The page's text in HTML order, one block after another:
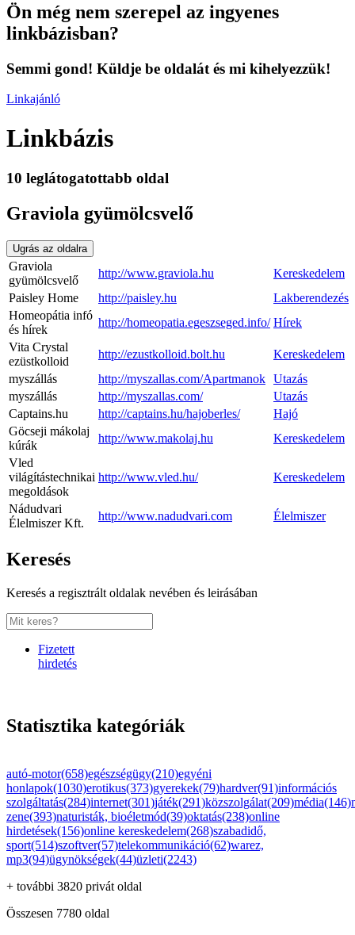
Ön még nem szerepel az ingyenes
linkbázisban?
Semmi gond! Küldje be oldalát és mi kihelyezzük!
Linkajánló
Linkbázis
10 leglátogatottabb oldal
Graviola gyümölcsvelő
Ugrás az oldalra
Graviola
gyümölcsvelő
http://www.graviola.hu
Kereskedelem
Paisley Home
http://paisley.hu
Lakberendezés
Homeopátia infó
és hírek
http://homeopatia.egeszseged.info/ Hírek
Vita Crystal
ezüstkolloid
http://ezustkolloid.bolt.hu
Kereskedelem
myszállás
http://myszallas.com/Apartmanok Utazás
myszállás
http://myszallas.com/
Utazás
Captains.hu
http://captains.hu/hajoberles/
Hajó
Göcseji mákolaj
kúrák
http://www.makolaj.hu
Kereskedelem
Vled
világítástechnikai
megoldások
http://www.vled.hu/ Kereskedelem
Nádudvari
Élelmiszer Kft.
http://www.nadudvari.com Élelmiszer
Keresés
Keresés a regisztrált oldalak nevében és leirásában
Fizetett
hirdetés
Statisztika kategóriák
autó-motor(658)egészségügy(210)egyéni
honlapok(1030)erotikus(373)gyerekek(79)hardver(91)információs
szolgáltatás(284)internet(301)játék(291)közszolgálat(209)média(146)
zene(393)naturisták, bioéletmód(39)oktatás(238)online
hirdetések(156)online kereskedelem(268)szabadidő,
sport(514)szoftver(57)telekommunikáció(62)warez,
mp3(94)ügynökségek(44)üzleti(2243)
+ további 3820 privát oldal
Összesen 7780 oldal